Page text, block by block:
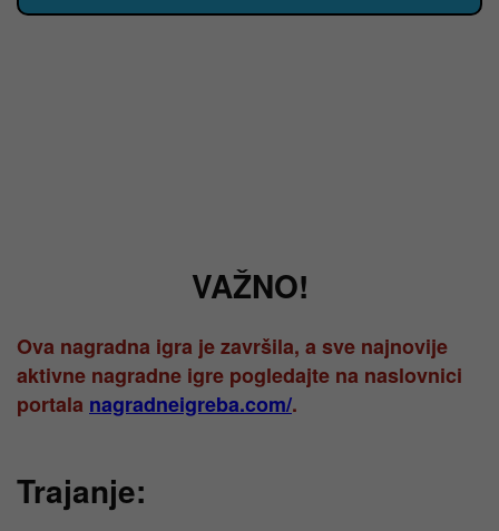
VAŽNO!
Ova nagradna igra je završila, a sve najnovije
aktivne nagradne igre pogledajte na naslovnici
portala nagradneigreba.com/.
Trajanje: